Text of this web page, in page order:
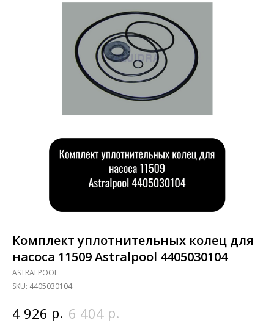
Комплект уплотнительных колец для
насоса 11509 Astralpool 4405030104
ASTRALPOOL
SKU: 4405030104
4 926 р. 6 404 р.